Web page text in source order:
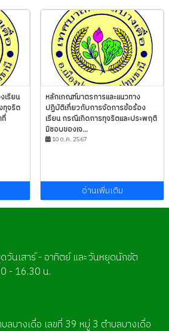
เรียน
ทุจริต
ที่
หลักเกณฑ์มาตรการและแนวทาง
ปฏิบัติเกี่ยวกับการจัดการข้อร้อง
เรียน กรณีเกิดการทุจริตและประพฤติ
มิชอบของเจ...
10 ต.ค. 2567
อ่านเพิ่มเติม
นเสาร์ - อาทิตย์ และวันหยุดนักขัต
- 16.30 น.
ลบางเดื่อ เลขที่ 39 หมู่ 3 ตำบลบางเดื่อ